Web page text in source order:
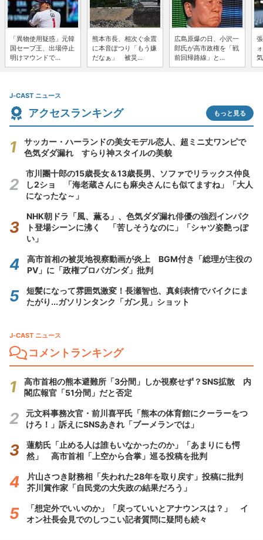
「異物使用疑惑」元韓
国セーブ王、出場停止
明けマウンドで...
熊本市長、相次ぐ余震
に本音ぽつり「もう嫌
だなぁ」 被災...
広島原爆の日、小沢一
郎氏が高市政権を「戦
前回帰路線」と...
J-CAST ニュース
アクセスランキング もっと見る
サッカー・ハーランドの美女モデル恋人、超ミニ丈ワンピで
色気ダダ漏れ すらり神スタイルの美貌
市川團十郎の15歳長女＆13歳長男、ソファでリラックス仲良
し2ショ 「海老蔵さんにも麻央さんにも似てますね」「大人
になったな～」
NHK朝ドラ「風、薫る」、色気ダダ漏れ俳優の強烈インパク
ト登場シーンに沸く 「苦しそうなのに」「シャツ姿艶っぽ
い」
高市首相の被災地視察動画が炎上 BGM付き「総理が主役の
PV」に「政権プロパガンダ」批判
短髪になって雰囲気激変！長瀬智也、真剣表情でバイクにま
たがり...ガソリンタンク「ガン見」ショット
J-CAST ニュース
コメントランキング
高市首相の熊本避難所「3分間」しか視察せず？SNS拡散 内
閣広報官「51分間」だと否定
元文科事務次官・前川喜平氏「熊本の体育館にクーラーをつ
けろ！」訴えにSNSあきれ「ブーメランでは」
蓮舫氏「止める人は誰もいなかったのか」「あまりにも愕
然」 高市首相「上空から合掌」巡る投稿を批判
片山さつき財務相「失われた28年を取り戻す」投稿に批判
芥川賞作家「自民党の大失政の結果だろう」
「想定外でいいのか」「戻っていいとアナウンスは？」 イ
オン社長会見でのしつこい記者質問に疑問も続々